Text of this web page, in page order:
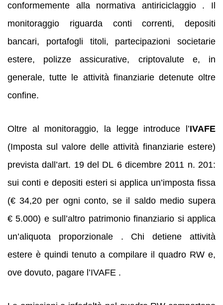
conformemente alla normativa antiriciclaggio . Il
monitoraggio riguarda conti correnti, depositi
bancari, portafogli titoli, partecipazioni societarie
estere, polizze assicurative, criptovalute e, in
generale, tutte le attività finanziarie detenute oltre
confine.
Oltre al monitoraggio, la legge introduce l’IVAFE
(Imposta sul valore delle attività finanziarie estere)
prevista dall’art. 19 del DL 6 dicembre 2011 n. 201:
sui conti e depositi esteri si applica un’imposta fissa
(€ 34,20 per ogni conto, se il saldo medio supera
€ 5.000) e sull’altro patrimonio finanziario si applica
un’aliquota proporzionale . Chi detiene attività
estere è quindi tenuto a compilare il quadro RW e,
ove dovuto, pagare l’IVAFE .